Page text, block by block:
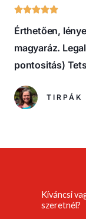
R
Érthetően,
magyaráz.
pontositás)
TIRPÁK
Kíváncsi
szeretnél?